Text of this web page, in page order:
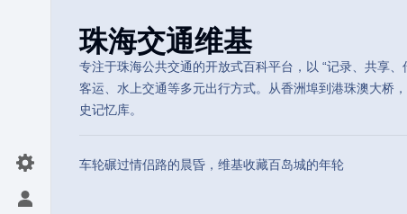
切换首选项菜单
打开/关闭个人菜单
珠海交通维基
专注于珠海公共交通的开放式百科平台，以 “记录、共享
客运、水上交通等多元出行方式。从香洲埠到港珠澳大桥
史记忆库。
车轮碾过情侣路的晨昏，维基收藏百岛城的年轮